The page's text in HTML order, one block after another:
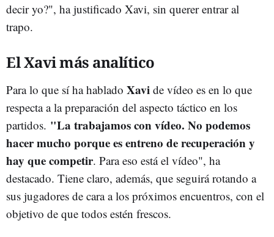
decir yo?", ha justificado Xavi, sin querer entrar al
trapo.
El Xavi más analítico
Para lo que sí ha hablado Xavi de vídeo es en lo que
respecta a la preparación del aspecto táctico en los
partidos. "La trabajamos con vídeo. No podemos
hacer mucho porque es entreno de recuperación y
hay que competir. Para eso está el vídeo", ha
destacado. Tiene claro, además, que seguirá rotando a
sus jugadores de cara a los próximos encuentros, con el
objetivo de que todos estén frescos.